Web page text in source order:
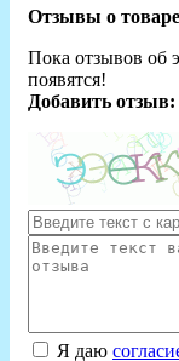
Отзывы о
Пока отзывов об
появятся!
Добавить отзыв:
Я даю